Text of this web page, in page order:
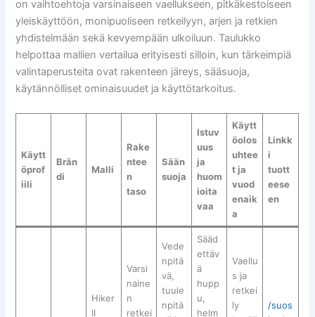
on vaihtoehtoja varsinaiseen vaellukseen, pitkäkestoiseen
yleiskäyttöön, monipuoliseen retkeilyyn, arjen ja retkien
yhdistelmään sekä kevyempään ulkoiluun. Taulukko
helpottaa mallien vertailua erityisesti silloin, kun tärkeimpiä
valintaperusteita ovat rakenteen järeys, sääsuoja,
käytännölliset ominaisuudet ja käyttötarkoitus.
Käytt
öprof
iili
Brän
di
Malli
Rake
ntee
n
taso
Sään
suoja
Istuv
uus
ja
huom
ioita
vaa
Käytt
öolos
uhtee
t ja
vuod
enaik
a
Linkk
i
tuott
eese
en
Hiker
II
Varsi
naine
n
retkei
Vede
npitä
vä,
tuule
npitä
Sääd
ettäv
ä
hupp
u,
helm
Vaellu
s ja
retkei
ly
/suos